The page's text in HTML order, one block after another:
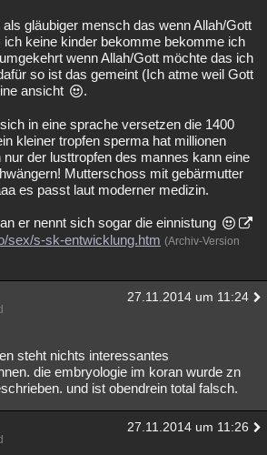
gläubiger mensch das wenn Allah/Gott
ich keine kinder bekomme bekomme ich
wenn Allah/Gott möchte das ich
so ist das gemeint (Ich atme weil Gott
ansicht
.
in eine sprache versetzen die 1400
kleiner tropfen sperma hat millionen
der lusttropfen des mannes kann eine
Mutterschoss mit gebärmutter
es passt laut moderner medizin.
er nennt sich sogar die einnistung
sex/s-sk-entwicklung.htm (Archiv-Version
27.11.2014 um 11:24
steht nichts interessantes
die embryologie im koran wurde zn
und ist obendrein total falsch.
27.11.2014 um 11:26